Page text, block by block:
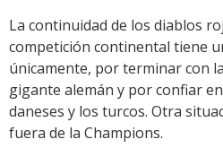
La continuidad de los diablos
competición continental tiene
únicamente, por terminar con
gigante alemán y por confiar
daneses y los turcos. Otra
fuera de la Champions.